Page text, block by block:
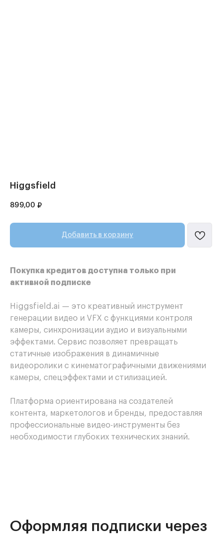
Higgsfield
899,00 ₽
Добавить в корзину
Покупка кредитов доступна только при
активной подписке
Higgsfield.ai — это креативный инструмент
генерации видео и VFX с функциями контроля
камеры, синхронизации аудио и визуальными
эффектами. Сервис позволяет превращать
статичные изображения в динамичные
видеоролики с кинематографичными движениями
камеры, спецэффектами и стилизацией.
Платформа ориентирована на создателей
контента, маркетологов и бренды, предоставляя
профессиональные видео-инструменты без
необходимости глубоких технических знаний.
Оформляя подписки через